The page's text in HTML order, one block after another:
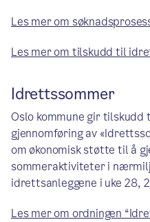
Les mer om
Les mer om tilskudd til
Idrettssommer
Oslo kommune gir
gjennomføring av
om økonomisk støtte til å
sommeraktiviteter i
idrettsanleggene i uke 28,
Les mer om ordningen